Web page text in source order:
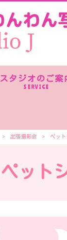
スタジオのご案
SERVICE
> 出張撮影会 > ペッ
ペット